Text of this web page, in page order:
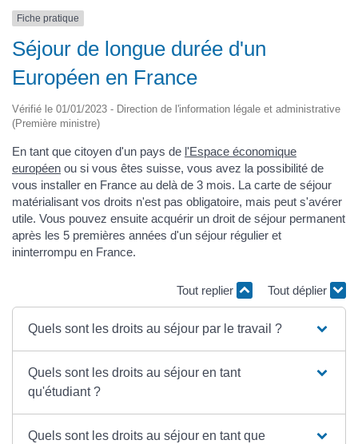
Fiche pratique
Séjour de longue durée d'un
Européen en France
Vérifié le 01/01/2023 - Direction de l'information légale et administrative
(Première ministre)
En tant que citoyen d'un pays de l'Espace économique
européen ou si vous êtes suisse, vous avez la possibilité de
vous installer en France au delà de 3 mois. La carte de séjour
matérialisant vos droits n'est pas obligatoire, mais peut s'avérer
utile. Vous pouvez ensuite acquérir un droit de séjour permanent
après les 5 premières années d'un séjour régulier et
ininterrompu en France.
Tout replier Tout déplier
Quels sont les droits au séjour par le travail ?
Quels sont les droits au séjour en tant
qu'étudiant ?
Quels sont les droits au séjour en tant que